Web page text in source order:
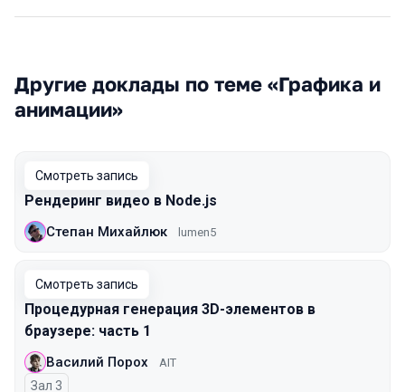
Другие доклады по теме «Графика и
анимации»
Смотреть запись
Рендеринг видео в Node.js
Степан Михайлюк lumen5
Смотреть запись
Процедурная генерация 3D-элементов в
браузере: часть 1
Василий Порох AIT
Зал 3